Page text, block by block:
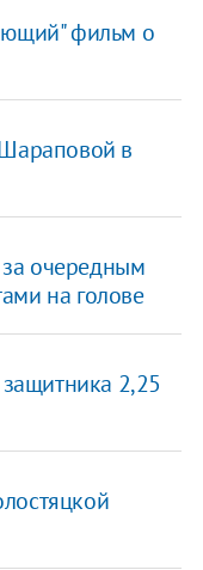
фильм о
в
очередным
на голове
2,25